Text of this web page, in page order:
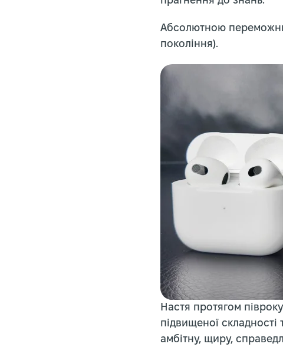
Абсолютною
покоління).
Настя протягом
підвищеної складності
амбітну, щиру,